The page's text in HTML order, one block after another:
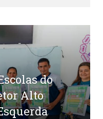
do
Alto